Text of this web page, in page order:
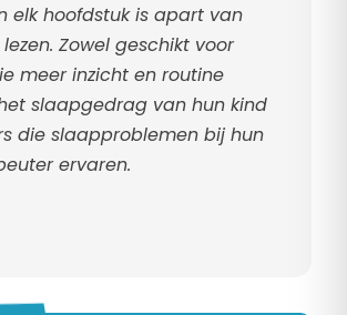
elk hoofdstuk is apart van
Zowel geschikt voor
meer inzicht en routine
slaapgedrag van hun kind
die slaapproblemen bij hun
ervaren.